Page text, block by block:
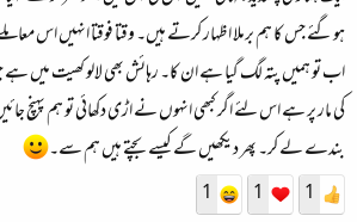
ہوگئے جس کا ہم برملا اظہار کرتے ہیں۔ وقتا فوقتا انہیں اس
اب تو ہمیں پتہ لگ گیا ہے ان کا۔ رہائش بھی لالو کھیت میں
کی مار پر ہے اس لئے اگر کبھی انہوں نے اڑی دکھائی تو ہم پہنچ
بندے لے کر۔ پھر دیکھیں گے کیسے بچتے ہیں ہم سے۔
1
1
1